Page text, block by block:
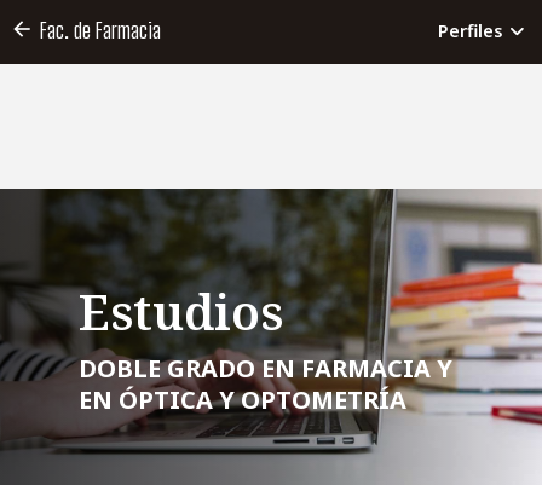
Fac. de Farmacia Perfiles
Estudios
DOBLE GRADO EN FARMACIA Y
EN ÓPTICA Y OPTOMETRÍA